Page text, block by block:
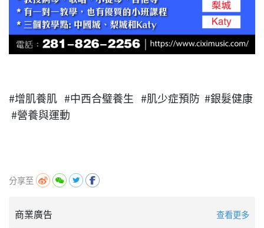
#增肌養肌 #中西合璧養生 #肌少症預防 #銀髮健康
#營養與運動
分享至
商業廣告 查看更多